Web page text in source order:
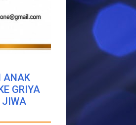
ANAK
GRIYA
JIWA